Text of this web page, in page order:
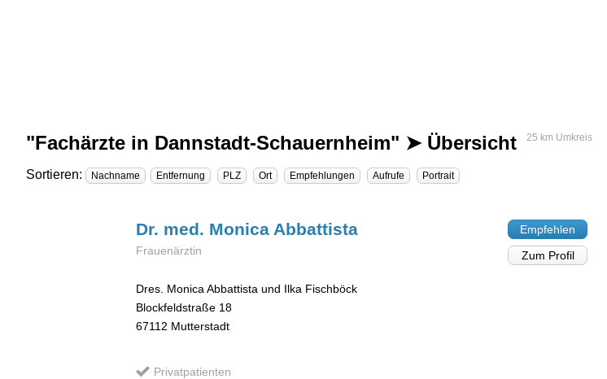
"Fachärzte in Dannstadt-Schauernheim" ➤ Übersicht 25 km Umkreis
Sortieren: Nachname Entfernung PLZ Ort Empfehlungen Aufrufe Portrait
Dr. med. Monica Abbattista
Frauenärztin
Dres. Monica Abbattista und Ilka Fischböck
Blockfeldstraße 18
67112 Mutterstadt
Privatpatienten
Empfehlen
Zum Profil